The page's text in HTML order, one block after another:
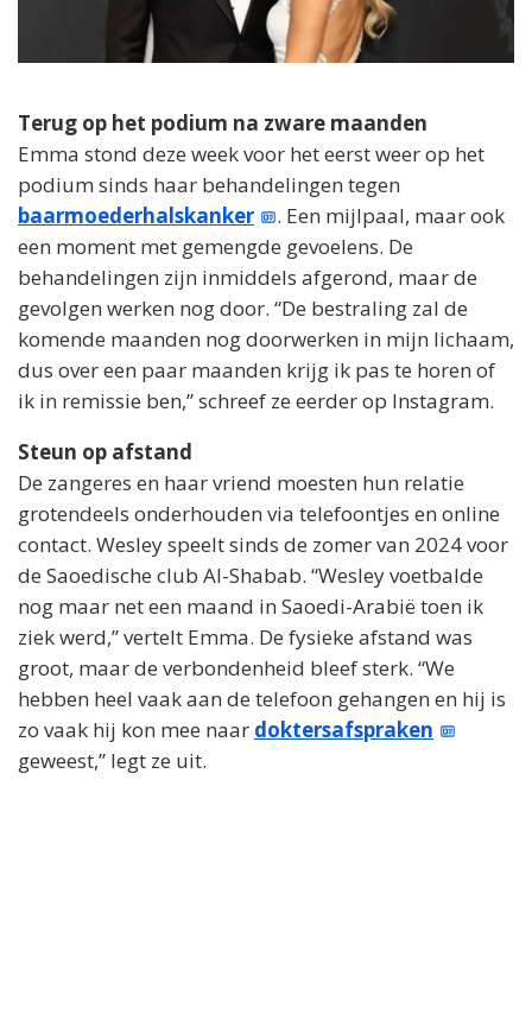
Terug op het podium na zware maanden
Emma stond deze week voor het eerst weer op het
podium sinds haar behandelingen tegen
baarmoederhalskanker
. Een mijlpaal, maar ook
een moment met gemengde gevoelens. De
behandelingen zijn inmiddels afgerond, maar de
gevolgen werken nog door. “De bestraling zal de
komende maanden nog doorwerken in mijn lichaam,
dus over een paar maanden krijg ik pas te horen of
ik in remissie ben,” schreef ze eerder op Instagram.
Steun op afstand
De zangeres en haar vriend moesten hun relatie
grotendeels onderhouden via telefoontjes en online
contact. Wesley speelt sinds de zomer van 2024 voor
de Saoedische club Al-Shabab. “Wesley voetbalde
nog maar net een maand in Saoedi-Arabië toen ik
ziek werd,” vertelt Emma. De fysieke afstand was
groot, maar de verbondenheid bleef sterk. “We
hebben heel vaak aan de telefoon gehangen en hij is
zo vaak hij kon mee naar doktersafspraken
geweest,” legt ze uit.